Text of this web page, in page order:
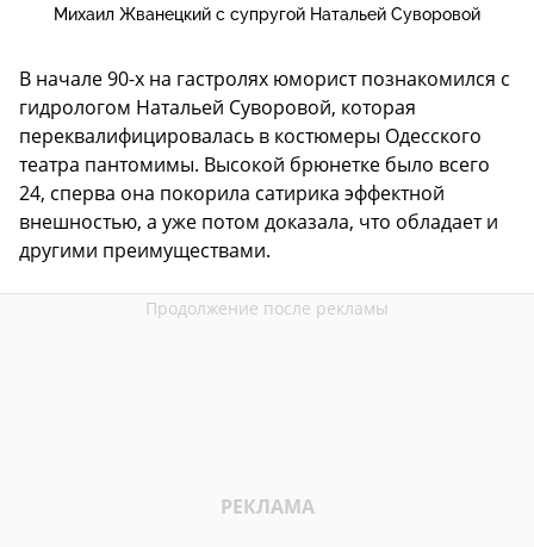
Михаил Жванецкий с супругой Натальей Суворовой
В начале 90-х на гастролях юморист познакомился с
гидрологом Натальей Суворовой, которая
переквалифицировалась в костюмеры Одесского
театра пантомимы. Высокой брюнетке было всего
24, сперва она покорила сатирика эффектной
внешностью, а уже потом доказала, что обладает и
другими преимуществами.